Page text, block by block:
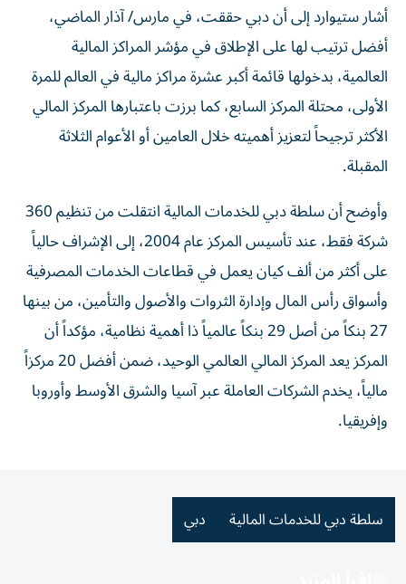
أشار ستيوارد إلى أن دبي حققت، في مارس/ آذار الماضي،
أفضل ترتيب لها على الإطلاق في مؤشر المراكز المالية
العالمية، بدخولها قائمة أكبر عشرة مراكز مالية في العالم للمرة
الأولى، محتلة المركز السابع، كما برزت باعتبارها المركز المالي
الأكثر ترجيحاً لتعزيز أهميته خلال العامين أو الأعوام الثلاثة
المقبلة.
وأوضح أن سلطة دبي للخدمات المالية انتقلت من تنظيم 360
شركة فقط، عند تأسيس المركز عام 2004، إلى الإشراف حالياً
على أكثر من ألف كيان يعمل في قطاعات الخدمات المصرفية
وأسواق رأس المال وإدارة الثروات والأصول والتأمين، من بينها
27 بنكاً من أصل 29 بنكاً عالمياً ذا أهمية نظامية، مؤكداً أن
المركز يعد المركز المالي العالمي الوحيد، ضمن أفضل 20 مركزاً
مالياً، يخدم الشركات العاملة عبر آسيا والشرق الأوسط وأوروبا
وإفريقيا.
سلطة دبي للخدمات المالية دبي